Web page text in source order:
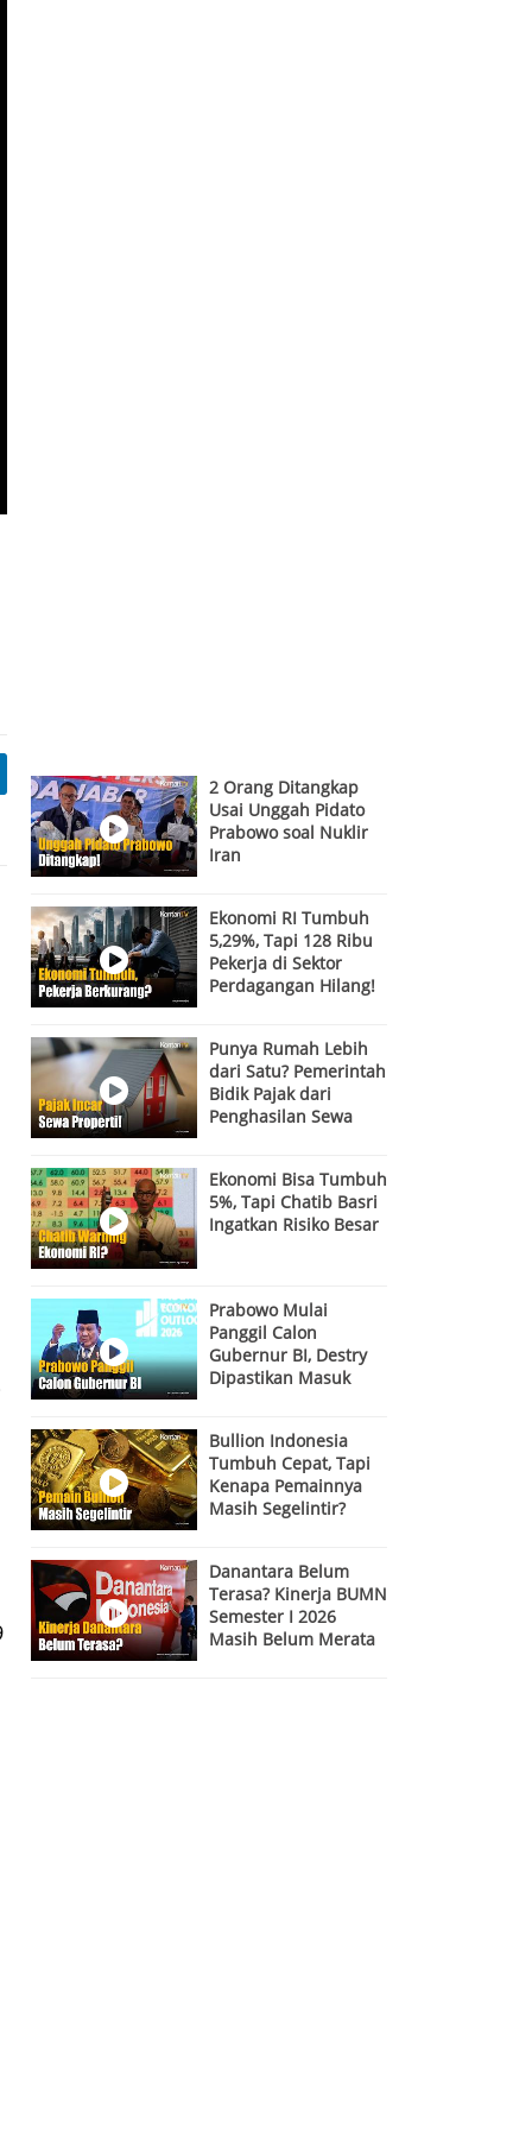
2 Orang Ditangkap
Usai Unggah Pidato
Prabowo soal Nuklir
Iran
Ekonomi RI Tumbuh
5,29%, Tapi 128 Ribu
Pekerja di Sektor
Perdagangan Hilang!
Punya Rumah Lebih
dari Satu? Pemerintah
Bidik Pajak dari
Penghasilan Sewa
Ekonomi Bisa Tumbuh
5%, Tapi Chatib Basri
Ingatkan Risiko Besar
Prabowo Mulai
Panggil Calon
Gubernur BI, Destry
Dipastikan Masuk
Bullion Indonesia
Tumbuh Cepat, Tapi
Kenapa Pemainnya
Masih Segelintir?
Danantara Belum
Terasa? Kinerja BUMN
Semester I 2026
Masih Belum Merata